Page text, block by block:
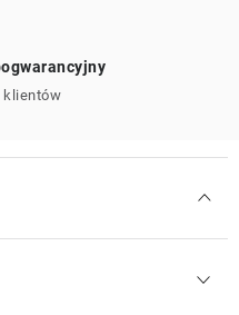
klientów